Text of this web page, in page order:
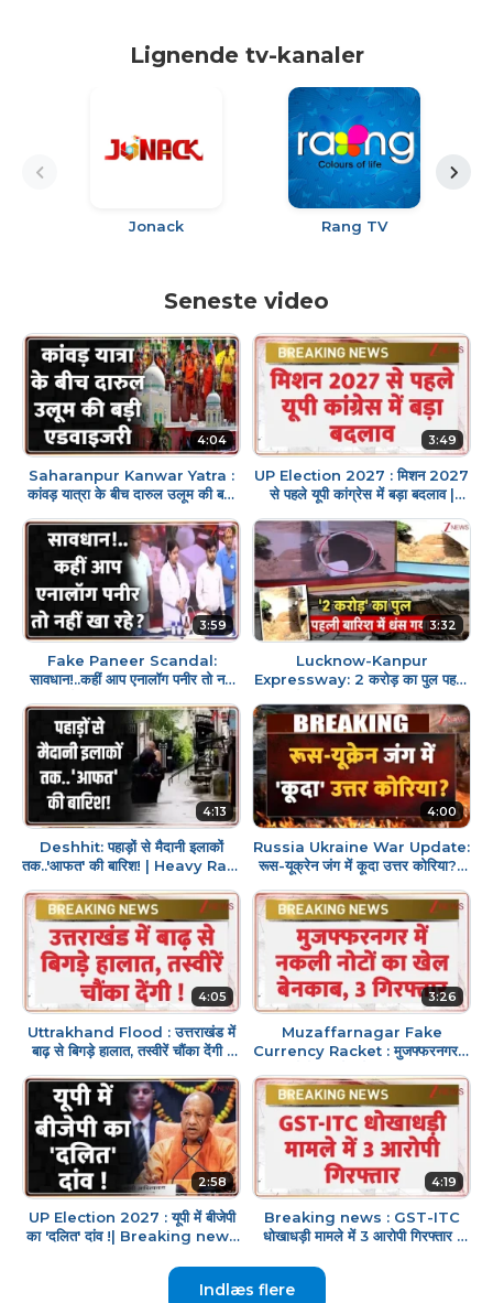
Lignende tv-kanaler
Jonack Rang TV
Seneste video
4:04
Saharanpur Kanwar Yatra :
कांवड़ यात्रा के बीच दारुल उलूम की बड़ी
CM Yogi
3:49
UP Election 2027 : मिशन 2027
से पहले यूपी कांग्रेस में बड़ा बदलाव |
3:59
Fake Paneer Scandal:
सावधान!..कहीं आप एनालॉग पनीर तो नहीं
News
3:32
Lucknow-Kanpur
Expressway: 2 करोड़ का पुल पहली
news | UP News
4:13
Deshhit: पहाड़ों से मैदानी इलाकों
तक..'आफत' की बारिश! | Heavy Rain
4:00
Russia Ukraine War Update:
रूस-यूक्रेन जंग में कूदा उत्तर कोरिया? |
Korea
4:05
Uttrakhand Flood : उत्तराखंड में
बाढ़ से बिगड़े हालात, तस्वीरें चौंका देंगी !
3:26
Muzaffarnagar Fake
Currency Racket : मुजफ्फरनगर में
Breaking
2:58
UP Election 2027 : यूपी में बीजेपी
का 'दलित' दांव !| Breaking news
4:19
Breaking news : GST-ITC
धोखाधड़ी मामले में 3 आरोपी गिरफ्तार |
Indlæs flere